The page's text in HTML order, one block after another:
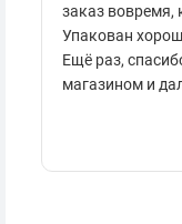
заказ вовремя,
Упакован
Ещё раз,
магазином и